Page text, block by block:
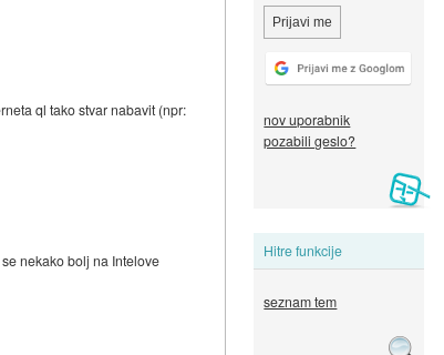
nov uporabnik
pozabili geslo?
Hitre funkcije
seznam tem
ql tako stvar nabavit (npr:
nekako bolj na Intelove